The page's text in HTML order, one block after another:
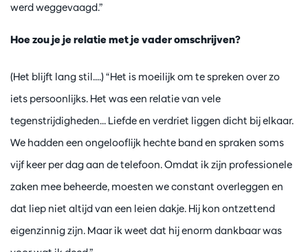
werd weggevaagd.”
Hoe zou je je relatie met je vader omschrijven?
(Het blijft lang stil....) “Het is moeilijk om te spreken over zo
iets persoonlijks. Het was een relatie van vele
tegenstrijdigheden... Liefde en verdriet liggen dicht bij elkaar.
We hadden een ongelooflijk hechte band en spraken soms
vijf keer per dag aan de telefoon. Omdat ik zijn professionele
zaken mee beheerde, moesten we constant overleggen en
dat liep niet altijd van een leien dakje. Hij kon ontzettend
eigenzinnig zijn. Maar ik weet dat hij enorm dankbaar was